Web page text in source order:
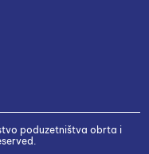
poduzetništva obrta i